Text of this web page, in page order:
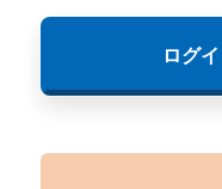
ログ